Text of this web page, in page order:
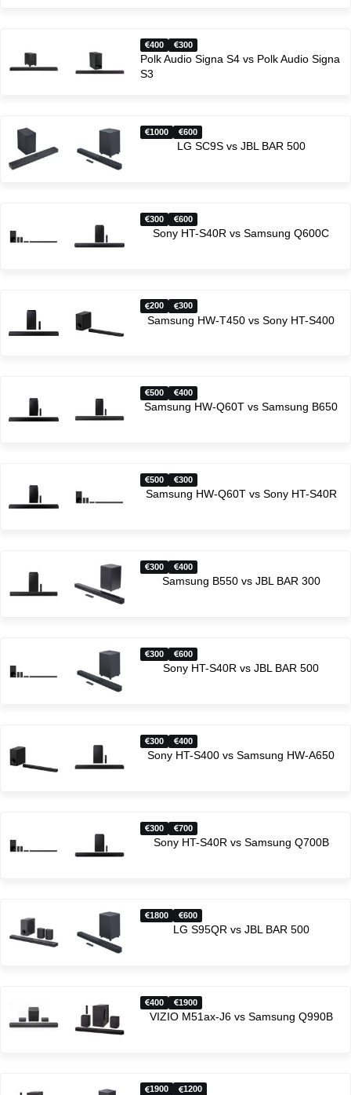
400 300
Polk Audio Signa S4 vs Polk Audio Signa
S3
1000 600
LG SC9S vs JBL BAR 500
300 600
Sony HT-S40R vs Samsung Q600C
200 300
Samsung HW-T450 vs Sony HT-S400
500 400
Samsung HW-Q60T vs Samsung B650
500 300
Samsung HW-Q60T vs Sony HT-S40R
300 400
Samsung B550 vs JBL BAR 300
300 600
Sony HT-S40R vs JBL BAR 500
300 400
Sony HT-S400 vs Samsung HW-A650
300 700
Sony HT-S40R vs Samsung Q700B
1800 600
LG S95QR vs JBL BAR 500
400 1900
VIZIO M51ax-J6 vs Samsung Q990B
1900 1200